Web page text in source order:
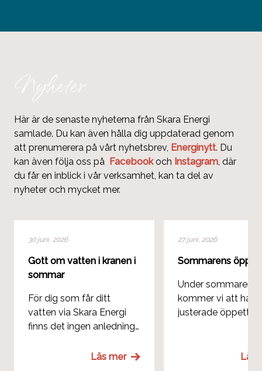
Nyheter
Här är de senaste nyheterna från Skara Energi
samlade. Du kan även hålla dig uppdaterad genom
att prenumerera på vårt nyhetsbrev, Energinytt. Du
kan även följa oss på Facebook och Instagram, där
du får en inblick i vår verksamhet, kan ta del av
nyheter och mycket mer.
30 juni, 2026
Gott om vatten i kranen i
sommar
För dig som får ditt
vatten via Skara Energi
finns det ingen anledning
vattenförsörjning iLäs mer
27 juni, 2026
Sommarens
Under sommaren
kommer vi att ha
justerade
Läs